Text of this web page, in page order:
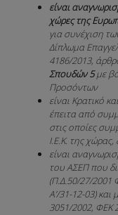
είναι
χώρες της
για συνέχιση
Δίπλωμα
4186/2013,
Σπουδών 5με
Προσόντων
είναι Κρατικό
έπειτα από
στις οποίες
Ι.Ε.Κ. της χώρας,
είναι
του ΑΣΕΠ που
(Π.Δ.50/27/2001
Α’/31-12-03) και
3051/2002, ΦΕΚ